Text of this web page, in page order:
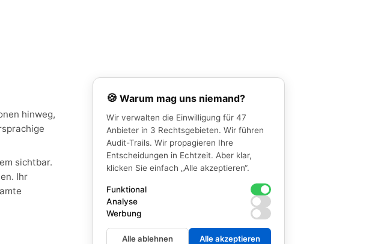
hinweg,
sichtbar.
Ihr
🍪 Warum mag uns niemand?
Wir verwalten die Einwilligung für 47
Anbieter in 3 Rechtsgebieten. Wir führen
Audit-Trails. Wir propagieren Ihre
Entscheidungen in Echtzeit. Aber klar,
klicken Sie einfach „Alle akzeptieren“.
Funktional
Analyse
Werbung
Alle ablehnen Alle akzeptieren